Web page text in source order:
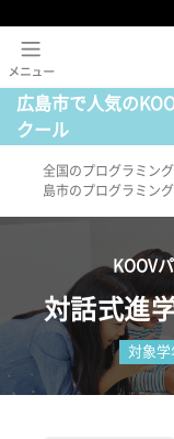
広島市で人気の
クール
全国のプログラミン
島市のプログラミン
KOOV
対話式進
対象学